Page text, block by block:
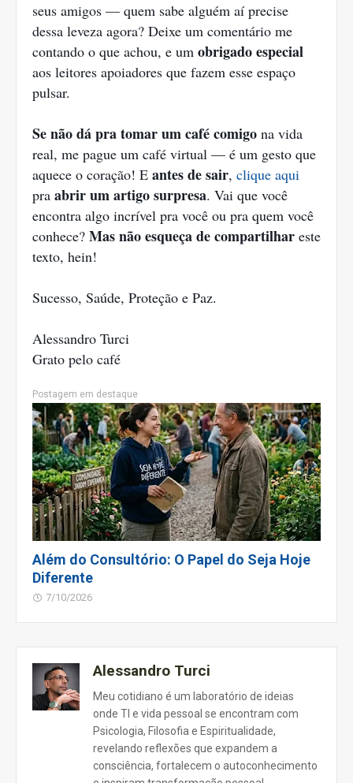
seus amigos — quem sabe alguém aí precise
dessa leveza agora? Deixe um comentário me
contando o que achou, e um obrigado especial
aos leitores apoiadores que fazem esse espaço
pulsar.
Se não dá pra tomar um café comigo na vida
real, me pague um café virtual — é um gesto que
aquece o coração! E antes de sair, clique aqui
pra abrir um artigo surpresa. Vai que você
encontra algo incrível pra você ou pra quem você
conhece? Mas não esqueça de compartilhar este
texto, hein!
Sucesso, Saúde, Proteção e Paz.
Alessandro Turci
Grato pelo café
Postagem em destaque
Além do Consultório: O Papel do Seja Hoje
Diferente
7/10/2026
Alessandro Turci
Meu cotidiano é um laboratório de ideias
onde TI e vida pessoal se encontram com
Psicologia, Filosofia e Espiritualidade,
revelando reflexões que expandem a
consciência, fortalecem o autoconhecimento